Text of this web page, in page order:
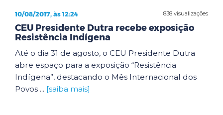
838 visualizações
10/08/2017, às 12:24
CEU Presidente Dutra recebe exposição
Resistência Indígena
Até o dia 31 de agosto, o CEU Presidente Dutra
abre espaço para a exposição “Resistência
Indígena”, destacando o Mês Internacional dos
Povos ... [saiba mais]